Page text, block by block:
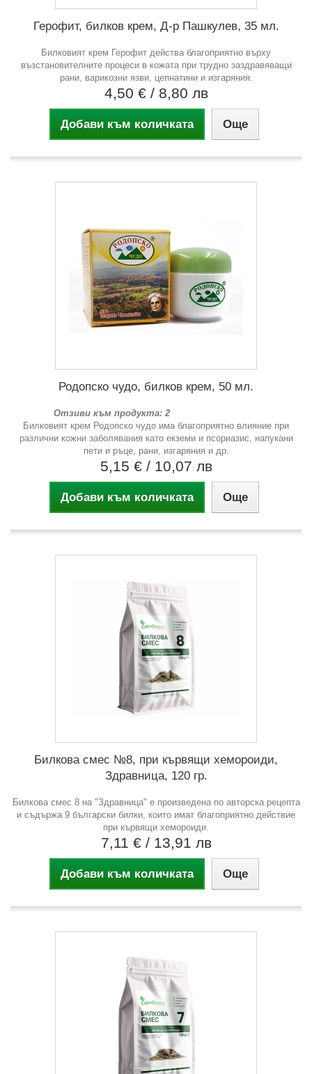
Герофит, билков крем, Д-р Пашкулев, 35 мл.
Билковият крем Герофит действа благоприятно върху
възстановителните процеси в кожата при трудно заздравяващи
рани, варикозни язви, цепнатини и изгаряния.
4,50 € / 8,80 лв
Добави към количката Още
Родопско чудо, билков крем, 50 мл.
Отзиви към продукта: 2
Билковият крем Родопско чудо има благоприятно влияние при
различни кожни заболявания като екземи и псориазис, напукани
пети и ръце, рани, изгаряния и др.
5,15 € / 10,07 лв
Добави към количката Още
Билкова смес №8, при кървящи хемороиди,
Здравница, 120 гр.
Билкова смес 8 на "Здравница" е произведена по авторска рецепта
и съдържа 9 български билки, които имат благоприятно действие
при кървящи хемороиди.
7,11 € / 13,91 лв
Добави към количката Още